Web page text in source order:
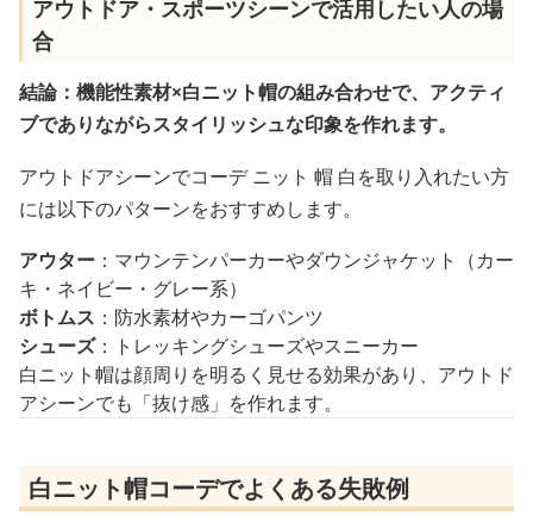
アウトドア・スポーツシーンで活用したい人の場
合
結論：機能性素材×白ニット帽の組み合わせで、アクティ
ブでありながらスタイリッシュな印象を作れます。
アウトドアシーンでコーデ ニット 帽 白を取り入れたい方
には以下のパターンをおすすめします。
アウター ：マウンテンパーカーやダウンジャケット（カー
キ・ネイビー・グレー系）
ボトムス ：防水素材やカーゴパンツ
シューズ：トレッキングシューズやスニーカー
白ニット帽は顔周りを明るく見せる効果があり、アウトド
アシーンでも「抜け感」を作れます。
白ニット帽コーデでよくある失敗例